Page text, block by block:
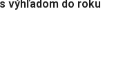
výhľadom do roku